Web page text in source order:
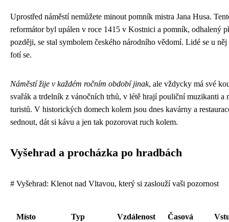
Uprostřed náměstí nemůžete minout pomník mistra Jana Husa.
reformátor byl upálen v roce 1415 v Kostnici a pomník, odhalený
později, se stal symbolem českého národního vědomí. Lidé se u
fotí se.
Náměstí žije v každém ročním období jinak, ale vždycky má své
svařák a trdelník z vánočních trhů, v létě hrají pouliční muzikanti a
turistů. V historických domech kolem jsou dnes kavárny a
sednout, dát si kávu a jen tak pozorovat ruch kolem.
Vyšehrad a procházka po hradbách
# Vyšehrad: Klenot nad Vltavou, který si zaslouží vaši pozornost
Místo
Typ
Vzdálenost
Časová